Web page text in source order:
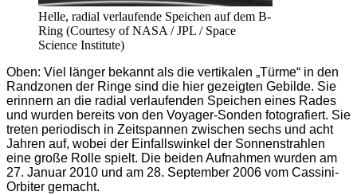
Helle, radial verlaufende Speichen auf dem B-
Ring (Courtesy of NASA / JPL / Space
Science Institute)
Oben: Viel länger bekannt als die vertikalen „Türme“ in den
Randzonen der Ringe sind die hier gezeigten Gebilde. Sie
erinnern an die radial verlaufenden Speichen eines Rades
und wurden bereits von den Voyager-Sonden fotografiert. Sie
treten periodisch in Zeitspannen zwischen sechs und acht
Jahren auf, wobei der Einfallswinkel der Sonnenstrahlen
eine große Rolle spielt. Die beiden Aufnahmen wurden am
27. Januar 2010 und am 28. September 2006 vom Cassini-
Orbiter gemacht.